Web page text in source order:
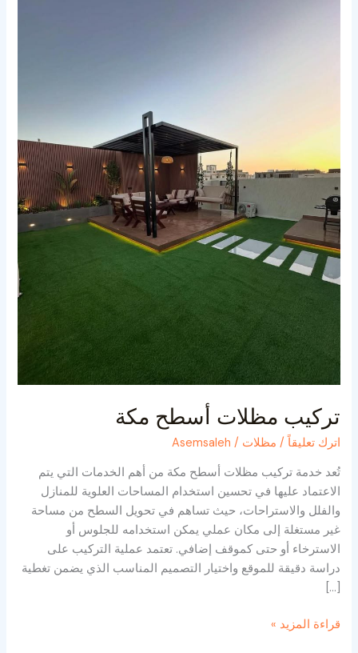
تركيب مظلات أسطح مكة
اترك تعليقاً / مظلات /
Asemsaleh
تُعد خدمة تركيب مظلات أسطح مكة من أهم الخدمات التي يتم
الاعتماد عليها في تحسين استخدام المساحات العلوية للمنازل
والفلل والاستراحات، حيث تساهم في تحويل السطح من مساحة
غير مستغلة إلى مكان عملي يمكن استخدامه للجلوس أو
الاسترخاء أو حتى كموقف إضافي. تعتمد عملية التركيب على
دراسة دقيقة للموقع واختيار التصميم المناسب الذي يضمن تغطية
[…]
قراءة المزيد »